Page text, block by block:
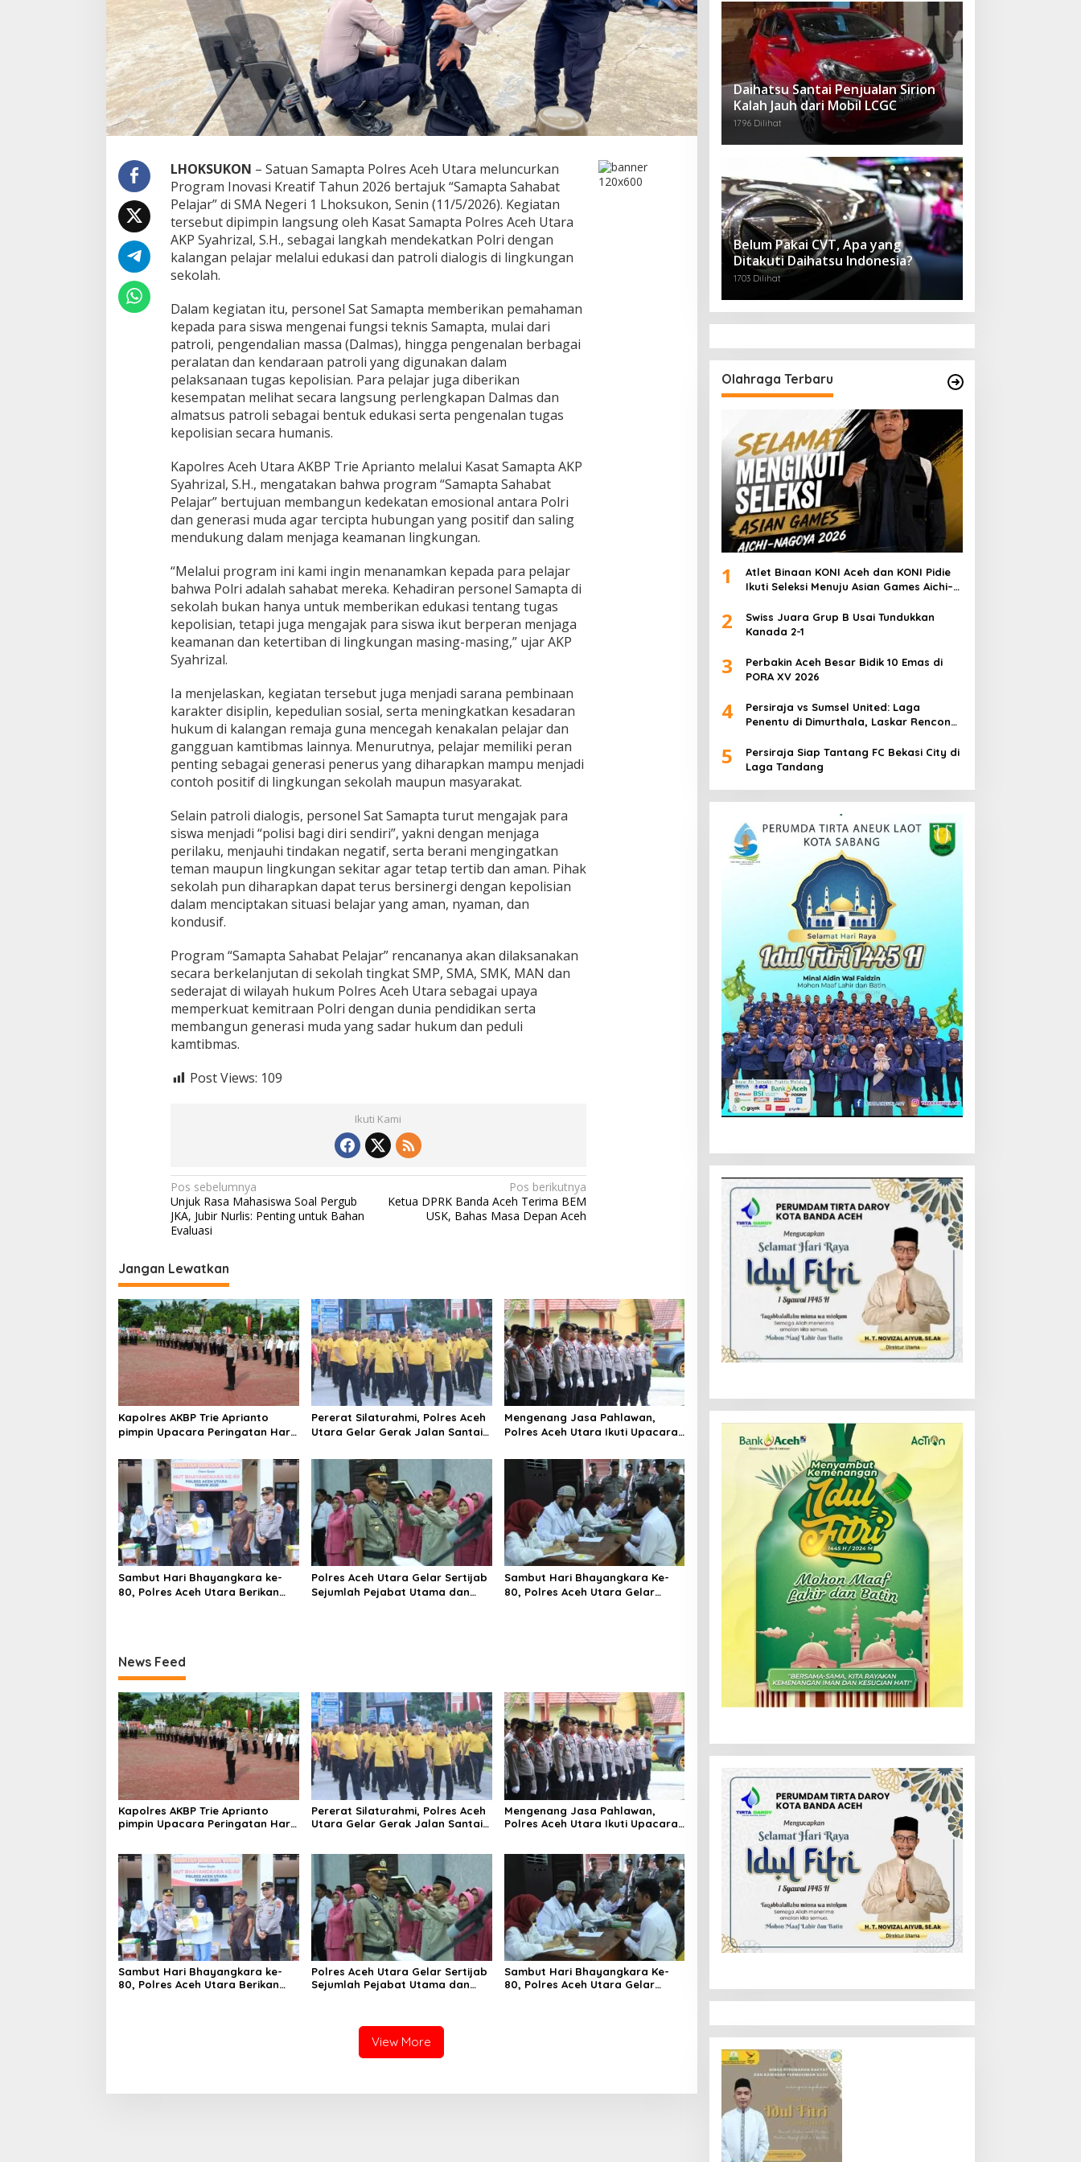
a
n
P
r
o
g
r
a
m
a
m
a
t
a
S
a
b
a
t
P
e
l
a
j
a
”
LHOKSUKON – Satuan Samapta Polres Aceh Utara meluncurkan
Program Inovasi Kreatif Tahun 2026 bertajuk “Samapta Sahabat
Pelajar” di SMA Negeri 1 Lhoksukon, Senin (11/5/2026). Kegiatan
tersebut dipimpin langsung oleh Kasat Samapta Polres Aceh Utara
AKP Syahrizal, S.H., sebagai langkah mendekatkan Polri dengan
kalangan pelajar melalui edukasi dan patroli dialogis di lingkungan
sekolah.
Dalam kegiatan itu, personel Sat Samapta memberikan pemahaman
kepada para siswa mengenai fungsi teknis Samapta, mulai dari
patroli, pengendalian massa (Dalmas), hingga pengenalan berbagai
peralatan dan kendaraan patroli yang digunakan dalam
pelaksanaan tugas kepolisian. Para pelajar juga diberikan
kesempatan melihat secara langsung perlengkapan Dalmas dan
almatsus patroli sebagai bentuk edukasi serta pengenalan tugas
kepolisian secara humanis.
Kapolres Aceh Utara AKBP Trie Aprianto melalui Kasat Samapta AKP
Syahrizal, S.H., mengatakan bahwa program “Samapta Sahabat
Pelajar” bertujuan membangun kedekatan emosional antara Polri
dan generasi muda agar tercipta hubungan yang positif dan saling
mendukung dalam menjaga keamanan lingkungan.
“Melalui program ini kami ingin menanamkan kepada para pelajar
bahwa Polri adalah sahabat mereka. Kehadiran personel Samapta di
sekolah bukan hanya untuk memberikan edukasi tentang tugas
kepolisian, tetapi juga mengajak para siswa ikut berperan menjaga
keamanan dan ketertiban di lingkungan masing-masing,” ujar AKP
Syahrizal.
Ia menjelaskan, kegiatan tersebut juga menjadi sarana pembinaan
karakter disiplin, kepedulian sosial, serta meningkatkan kesadaran
hukum di kalangan remaja guna mencegah kenakalan pelajar dan
gangguan kamtibmas lainnya. Menurutnya, pelajar memiliki peran
penting sebagai generasi penerus yang diharapkan mampu menjadi
contoh positif di lingkungan sekolah maupun masyarakat.
Selain patroli dialogis, personel Sat Samapta turut mengajak para
siswa menjadi “polisi bagi diri sendiri”, yakni dengan menjaga
perilaku, menjauhi tindakan negatif, serta berani mengingatkan
teman maupun lingkungan sekitar agar tetap tertib dan aman. Pihak
sekolah pun diharapkan dapat terus bersinergi dengan kepolisian
dalam menciptakan situasi belajar yang aman, nyaman, dan
kondusif.
Program “Samapta Sahabat Pelajar” rencananya akan dilaksanakan
secara berkelanjutan di sekolah tingkat SMP, SMA, SMK, MAN dan
sederajat di wilayah hukum Polres Aceh Utara sebagai upaya
memperkuat kemitraan Polri dengan dunia pendidikan serta
membangun generasi muda yang sadar hukum dan peduli
kamtibmas.
Post Views: 109
Ikuti Kami
N
a
v
i
g
a
s
i
p
o
s
Pos sebelumnya
Unjuk Rasa Mahasiswa Soal Pergub
JKA, Jubir Nurlis: Penting untuk Bahan
Evaluasi
Pos berikutnya
Ketua DPRK Banda Aceh Terima BEM
USK, Bahas Masa Depan Aceh
Jangan Lewatkan
Kapolres AKBP Trie Aprianto
pimpin Upacara Peringatan Hari
Pererat Silaturahmi, Polres Aceh
Utara Gelar Gerak Jalan Santai
Mengenang Jasa Pahlawan,
Polres Aceh Utara Ikuti Upacara
Hari Bhayangkara ke-80
Sambut Hari Bhayangkara ke-
80, Polres Aceh Utara Berikan
Polres Aceh Utara Gelar Sertijab
Sejumlah Pejabat Utama dan
Sambut Hari Bhayangkara Ke-
80, Polres Aceh Utara Gelar
News Feed
Kapolres AKBP Trie Aprianto
pimpin Upacara Peringatan Hari
Pererat Silaturahmi, Polres Aceh
Utara Gelar Gerak Jalan Santai
Mengenang Jasa Pahlawan,
Polres Aceh Utara Ikuti Upacara
Sambut Hari Bhayangkara ke-
80, Polres Aceh Utara Berikan
Polres Aceh Utara Gelar Sertijab
Sejumlah Pejabat Utama dan
Sambut Hari Bhayangkara Ke-
80, Polres Aceh Utara Gelar
View More
Daihatsu Santai Penjualan Sirion
Kalah Jauh dari Mobil LCGC
1796 Dilihat
Belum Pakai CVT, Apa yang
Ditakuti Daihatsu Indonesia?
1703 Dilihat
Olahraga Terbaru
1
Atlet Binaan KONI Aceh dan KONI Pidie
Ikuti Seleksi Menuju Asian Games Aichi–
2
Swiss Juara Grup B Usai Tundukkan
Kanada 2-1
3
Perbakin Aceh Besar Bidik 10 Emas di
PORA XV 2026
4
Persiraja vs Sumsel United: Laga
Penentu di Dimurthala, Laskar Rencong
5
Persiraja Siap Tantang FC Bekasi City di
Laga Tandang